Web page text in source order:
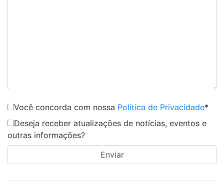
Você concorda com nossa Política de Privacidade*
Deseja receber atualizações de notícias, eventos e
outras informações?